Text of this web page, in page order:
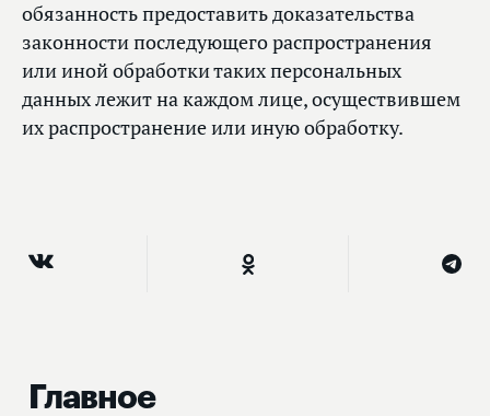
обязанность предоставить доказательства
законности последующего распространения
или иной обработки таких персональных
данных лежит на каждом лице, осуществившем
их распространение или иную обработку.
Главное